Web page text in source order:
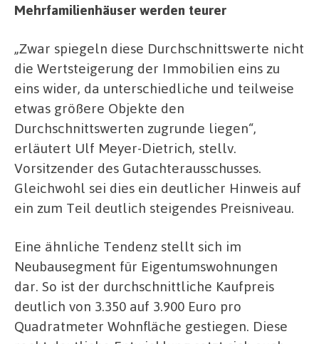
Mehrfamilienhäuser werden teurer
„Zwar spiegeln diese Durchschnittswerte nicht
die Wertsteigerung der Immobilien eins zu
eins wider, da unterschiedliche und teilweise
etwas größere Objekte den
Durchschnittswerten zugrunde liegen“,
erläutert Ulf Meyer-Dietrich, stellv.
Vorsitzender des Gutachterausschusses.
Gleichwohl sei dies ein deutlicher Hinweis auf
ein zum Teil deutlich steigendes Preisniveau.
Eine ähnliche Tendenz stellt sich im
Neubausegment für Eigentumswohnungen
dar. So ist der durchschnittliche Kaufpreis
deutlich von 3.350 auf 3.900 Euro pro
Quadratmeter Wohnfläche gestiegen. Diese